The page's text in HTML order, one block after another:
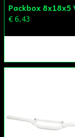
€ 6,43